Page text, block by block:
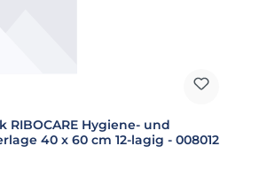
RIBOCARE Hygiene- und
40 x 60 cm 12-lagig - 008012